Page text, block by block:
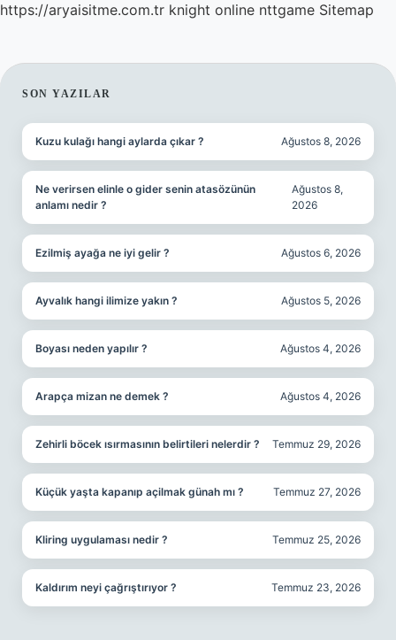
https://aryaisitme.com.tr knight online nttgame Sitemap
SIDEBAR
SON YAZILAR
Kuzu kulağı hangi aylarda çıkar ? Ağustos 8, 2026
Ne verirsen elinle o gider senin atasözünün
anlamı nedir ?
Ağustos 8,
2026
Ezilmiş ayağa ne iyi gelir ? Ağustos 6, 2026
Ayvalık hangi ilimize yakın ? Ağustos 5, 2026
Boyası neden yapılır ? Ağustos 4, 2026
Arapça mizan ne demek ? Ağustos 4, 2026
Zehirli böcek ısırmasının belirtileri nelerdir ? Temmuz 29, 2026
Küçük yaşta kapanıp açilmak günah mı ? Temmuz 27, 2026
Kliring uygulaması nedir ? Temmuz 25, 2026
Kaldırım neyi çağrıştırıyor ? Temmuz 23, 2026